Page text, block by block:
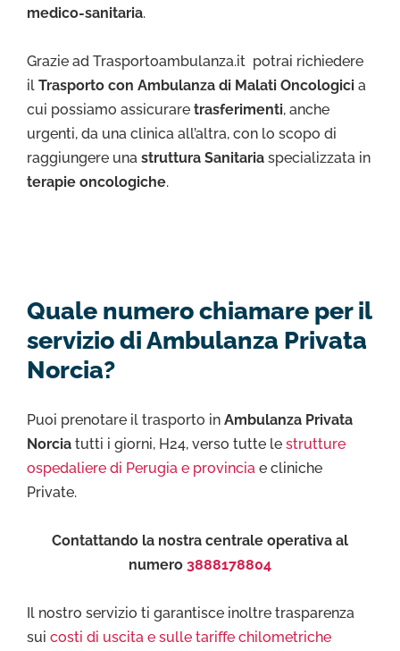
medico-sanitaria.
Grazie ad Trasportoambulanza.it potrai richiedere
il Trasporto con Ambulanza di Malati Oncologici a
cui possiamo assicurare trasferimenti, anche
urgenti, da una clinica all’altra, con lo scopo di
raggiungere una struttura Sanitaria specializzata in
terapie oncologiche.
Quale numero chiamare per il
servizio di Ambulanza Privata
Norcia?
Puoi prenotare il trasporto in Ambulanza Privata
Norcia tutti i giorni, H24, verso tutte le strutture
ospedaliere di Perugia e provincia e cliniche
Private.
Contattando la nostra centrale operativa al
numero 3888178804
Il nostro servizio ti garantisce inoltre trasparenza
sui costi di uscita e sulle tariffe chilometriche